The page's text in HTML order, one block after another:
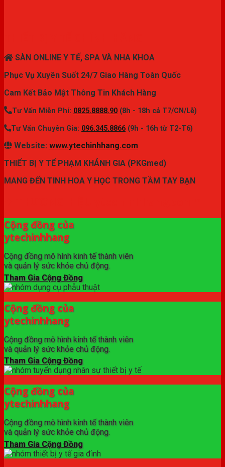
SÀN ONLINE Y TẾ, SPA VÀ NHA KHOA
Phục Vụ Xuyên Suốt 24/7 Giao Hàng Toàn Quốc
Cam Kết Bảo Mật Thông Tin Khách Hàng
Tư Vấn Miễn Phí: 0825.8888.90 (8h - 18h cả T7/CN/Lễ)
Tư Vấn Chuyên Gia: 096.345.8866 (9h - 16h từ T2-T6)
Website: www.ytechinhhang.com
THIẾT BỊ Y TẾ PHẠM KHÁNH GIA (PKGmed)
MANG ĐẾN TINH HOA Y HỌC TRONG TẦM TAY BẠN
Cộng đồng của
ytechinhhang
Cộng đồng mô hình kinh tế thành viên
và quản lý sức khỏe chủ động.
Tham Gia Cộng Đồng
Cộng đồng của
ytechinhhang
Cộng đồng mô hình kinh tế thành viên
và quản lý sức khỏe chủ động.
Tham Gia Cộng Đồng
Cộng đồng của
ytechinhhang
Cộng đồng mô hình kinh tế thành viên
và quản lý sức khỏe chủ động.
Tham Gia Cộng Đồng